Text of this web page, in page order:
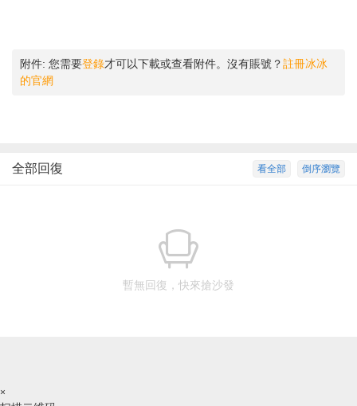
附件: 您需要登錄才可以下載或查看附件。沒有賬號？註冊冰冰
的官網
倒序瀏覽
看全部
全部回復
暫無回復，快來搶沙發
×